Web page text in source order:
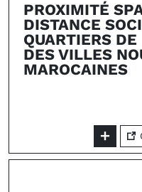
PROXIMITÉ
DISTANCE
QUARTIERS
DES VILLES
MAROCAINES